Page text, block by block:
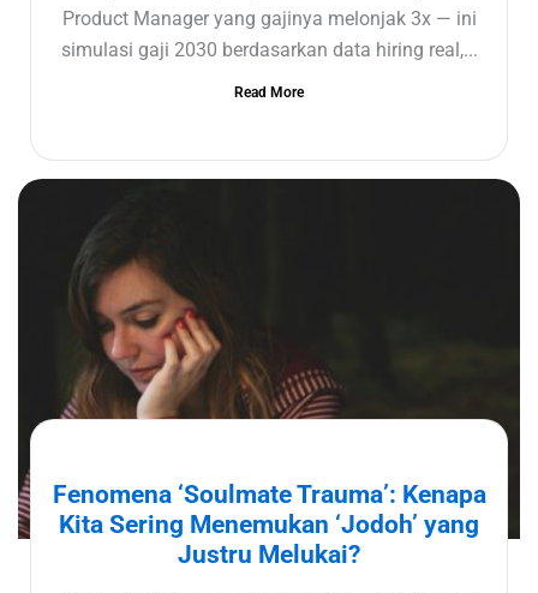
Product Manager yang gajinya melonjak 3x — ini
simulasi gaji 2030 berdasarkan data hiring real,...
Read More
Fenomena ‘Soulmate Trauma’: Kenapa
Kita Sering Menemukan ‘Jodoh’ yang
Justru Melukai?